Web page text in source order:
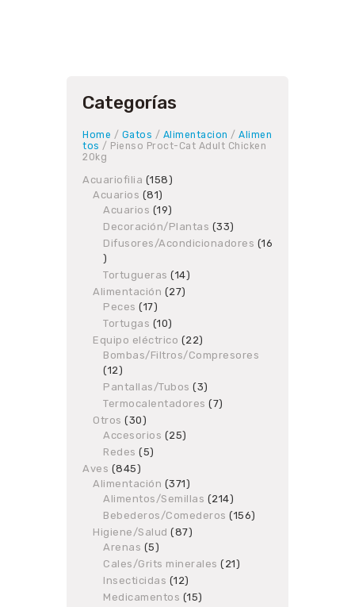
Categorías
Home / Gatos / Alimentacion / Alimen
tos / Pienso Proct-Cat Adult Chicken
20kg
Acuariofilia 158158
Acuarios 8181
products
Acuarios 1919
products
Decoración/Plantas 3333
products
Difusores/Acondicionadores
16
16
products
Tortugueras 1414
Alimentación 2727
Peces 1717
products
Tortugas 1010
products
Equipo eléctrico 2222
products
Bombas/Filtros/Compresores
1212
products
Pantallas/Tubos 33
products
Termocalentadores 77
Otros 3030
products
Accesorios 2525
Redes 55
Aves 845845
products
Alimentación 371371
products
Alimentos/Semillas 214214
products
Bebederos/Comederos 156156
Higiene/Salud 8787
Arenas 55
products
Cales/Grits minerales 2121
Insecticidas 1212
products
Medicamentos 1515